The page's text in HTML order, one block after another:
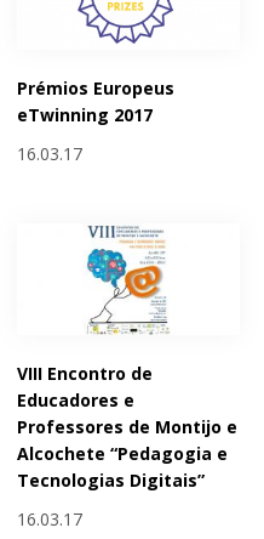
Prémios Europeus
eTwinning 2017
16.03.17
VIII Encontro de
Educadores e
Professores de Montijo e
Alcochete “Pedagogia e
Tecnologias Digitais”
16.03.17